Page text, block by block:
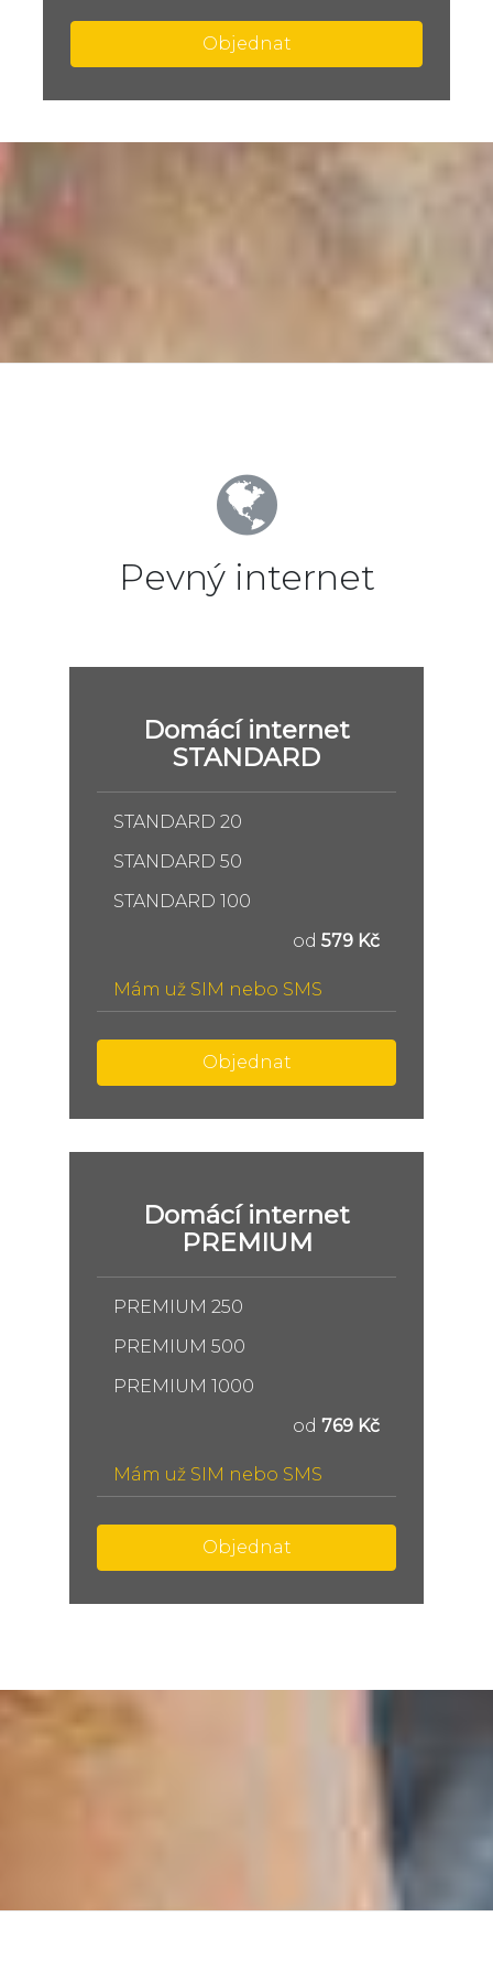
Objednat
Pevný internet
Domácí internet
STANDARD
STANDARD 20
STANDARD 50
STANDARD 100
od 579 Kč
Mám už SIM nebo SMS
Objednat
Domácí internet
PREMIUM
PREMIUM 250
PREMIUM 500
PREMIUM 1000
od 769 Kč
Mám už SIM nebo SMS
Objednat